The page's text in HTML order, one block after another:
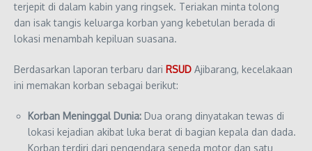
terjepit di dalam kabin yang ringsek. Teriakan minta tolong
dan isak tangis keluarga korban yang kebetulan berada di
lokasi menambah kepiluan suasana.
Berdasarkan laporan terbaru dari RSUD Ajibarang, kecelakaan
ini memakan korban sebagai berikut:
Korban Meninggal Dunia: Dua orang dinyatakan tewas di
lokasi kejadian akibat luka berat di bagian kepala dan dada.
Korban terdiri dari pengendara sepeda motor dan satu